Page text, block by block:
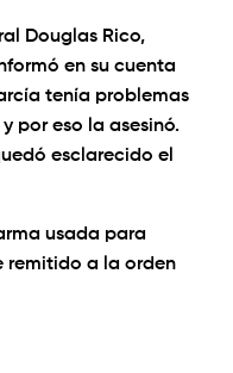
Douglas Rico,
en su cuenta
tenía problemas
por eso la asesinó.
esclarecido el
usada para
remitido a la orden